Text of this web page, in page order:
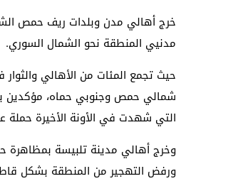
خرج أهالي مدن وبلدات ريف حمص
مدنيي المنطقة نحو الشمال السوري.
حيث تجمع المئات من الأهالي
شمالي حمص وجنوبي حماه، مؤكدين
التي شهدت في الأونة الأخيرة
وخرج أهالي مدينة تلبيسة بمظاهرة
ورفض التهجير من المنطقة بشكل